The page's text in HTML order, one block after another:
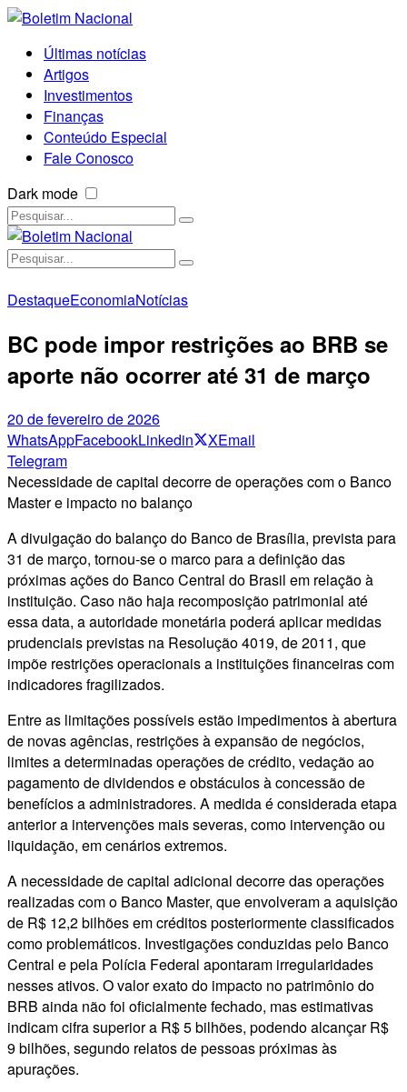
Últimas notícias
Artigos
Investimentos
Finanças
Conteúdo Especial
Fale Conosco
Dark mode
DestaqueEconomiaNotícias
BC pode impor restrições ao BRB se
aporte não ocorrer até 31 de março
20 de fevereiro de 2026
WhatsAppFacebookLinkedin XEmail
Telegram
Necessidade de capital decorre de operações com o Banco
Master e impacto no balanço
A divulgação do balanço do Banco de Brasília, prevista para
31 de março, tornou-se o marco para a definição das
próximas ações do Banco Central do Brasil em relação à
instituição. Caso não haja recomposição patrimonial até
essa data, a autoridade monetária poderá aplicar medidas
prudenciais previstas na Resolução 4019, de 2011, que
impõe restrições operacionais a instituições financeiras com
indicadores fragilizados.
Entre as limitações possíveis estão impedimentos à abertura
de novas agências, restrições à expansão de negócios,
limites a determinadas operações de crédito, vedação ao
pagamento de dividendos e obstáculos à concessão de
benefícios a administradores. A medida é considerada etapa
anterior a intervenções mais severas, como intervenção ou
liquidação, em cenários extremos.
A necessidade de capital adicional decorre das operações
realizadas com o Banco Master, que envolveram a aquisição
de R$ 12,2 bilhões em créditos posteriormente classificados
como problemáticos. Investigações conduzidas pelo Banco
Central e pela Polícia Federal apontaram irregularidades
nesses ativos. O valor exato do impacto no patrimônio do
BRB ainda não foi oficialmente fechado, mas estimativas
indicam cifra superior a R$ 5 bilhões, podendo alcançar R$
9 bilhões, segundo relatos de pessoas próximas às
apurações.